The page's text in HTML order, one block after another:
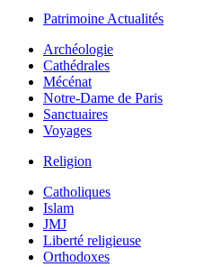
Patrimoine Actualités
Archéologie
Cathédrales
Mécénat
Notre-Dame de Paris
Sanctuaires
Voyages
Religion
Catholiques
Islam
JMJ
Liberté religieuse
Orthodoxes